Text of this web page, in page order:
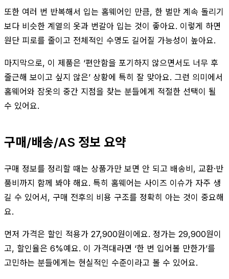
또한 여러 번 반복해서 입는 홈웨어인 만큼, 한 벌만 계속 돌리기
보다 비슷한 계열의 옷과 번갈아 입는 것이 좋아요. 이렇게 하면
원단 피로를 줄이고 전체적인 수명도 길어질 가능성이 높아요.
마지막으로, 이 제품은 ‘편안함을 포기하지 않으면서도 너무 후
줄근해 보이고 싶지 않은’ 상황에 특히 잘 맞아요. 그런 의미에서
홈웨어와 잠옷의 중간 지점을 찾는 분들에게 적절한 선택이 될
수 있어요.
구매/배송/AS 정보 요약
구매 정보를 정리할 때는 상품가만 보면 안 되고 배송비, 교환·반
품비까지 함께 봐야 해요. 특히 홈웨어는 사이즈 이슈가 자주 생
길 수 있어서, 구매 전후의 비용 구조를 정확히 아는 것이 중요해
요.
먼저 가격은 할인 적용가 27,900원이에요. 정가는 29,900원이
고, 할인율은 6%예요. 이 가격대라면 ‘한 번 입어볼 만한가’를
고민하는 분들에게는 현실적인 수준이라고 볼 수 있어요.